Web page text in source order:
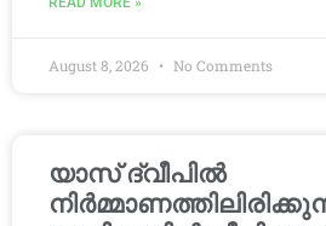
August 8, 2026 No Comments
യാസ് ദ്വീപിൽ